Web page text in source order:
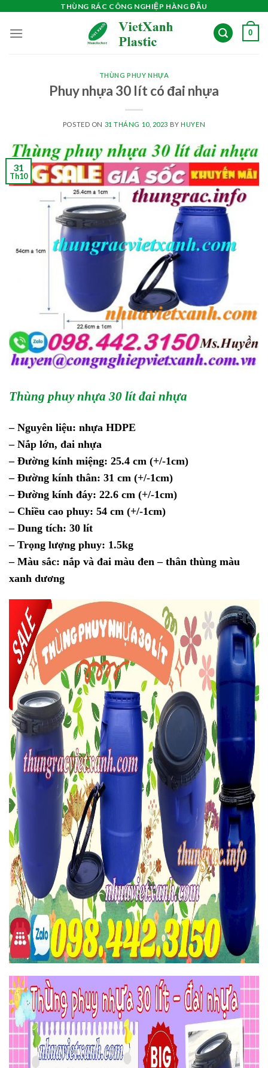
content
THÙNG RÁC CÔNG NGHIỆP HÀNG ĐẦU
0
THÙNG PHUY NHỰA
Phuy nhựa 30 lít có đai nhựa
POSTED ON 31 THÁNG 10, 2023 BYHUYEN
31
Th10
Thùng phuy nhựa 30 lít đai nhựa
– Nguyên liệu: nhựa HDPE
– Nắp lớn, đai nhựa
– Đường kính miệng: 25.4 cm (+/-1cm)
– Đường kính thân: 31 cm (+/-1cm)
– Đường kính đáy: 22.6 cm (+/-1cm)
– Chiều cao phuy: 54 cm (+/-1cm)
– Dung tích: 30 lít
– Trọng lượng phuy: 1.5kg
– Màu sắc: nắp và đai màu đen – thân thùng màu
xanh dương